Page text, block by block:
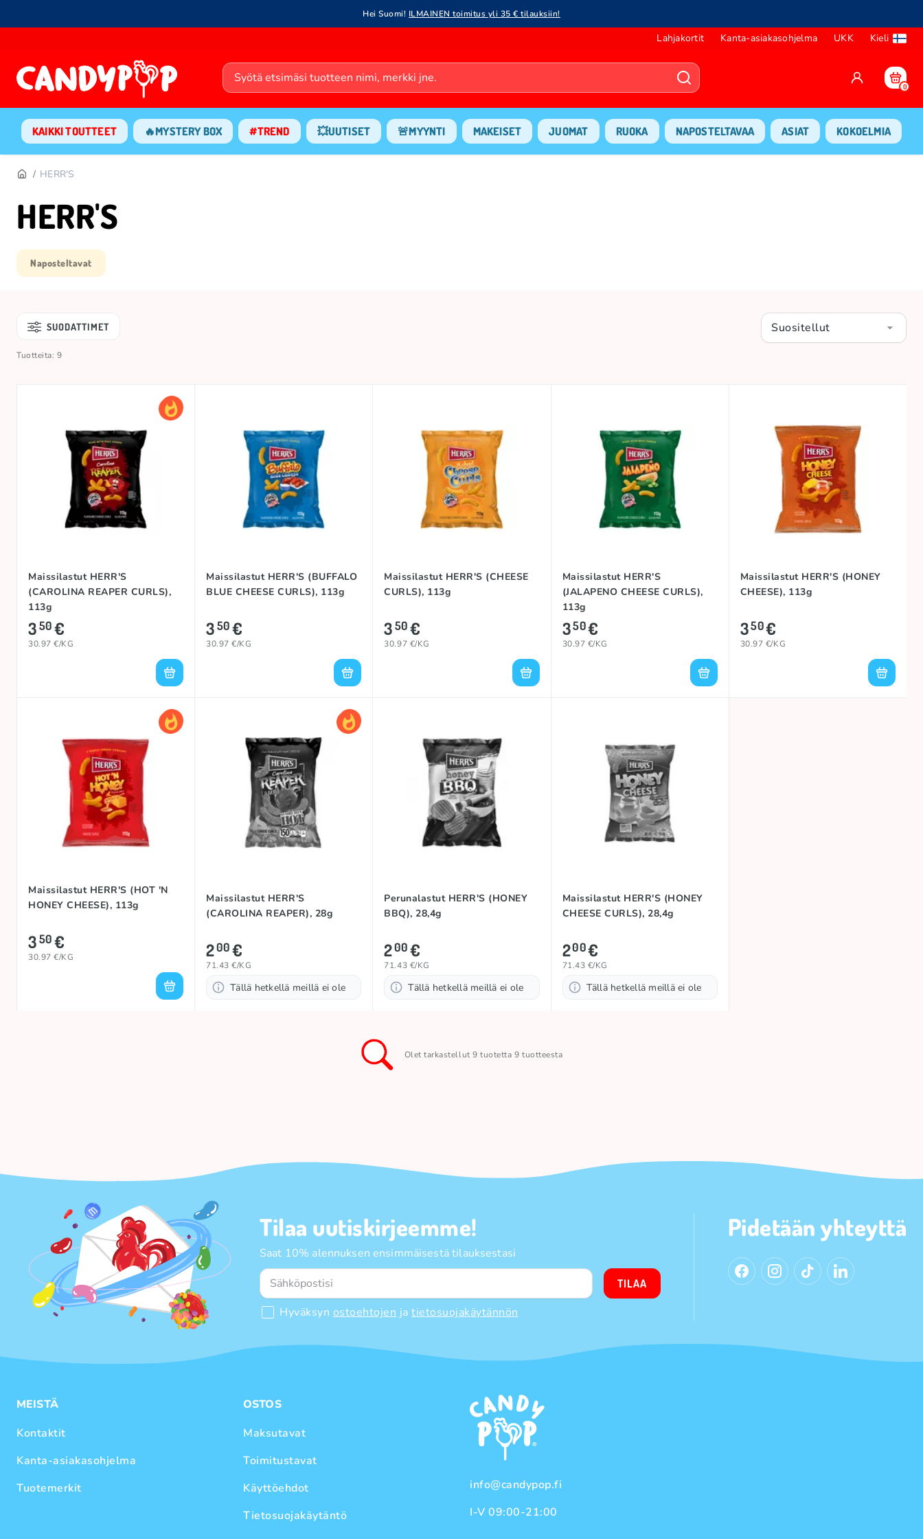
Hei Suomi! ILMAINEN toimitus yli 35 € tilauksiin!
Lahjakortit Kanta-asiakasohjelma UKK Kieli
0
KAIKKI TOUTTEET 🔥MYSTERY BOX #TREND 💥UUTISET 🚨MYYNTI MAKEISET JUOMAT RUOKA NAPOSTELTAVAA ASIAT KOKOELMIA
HERR'S
HERR'S
Naposteltavat
SUODATTIMET Suositellut
Tuotteita: 9
Maissilastut HERR'S
(CAROLINA REAPER CURLS),
113g
350€
30.97 €/KG
Maissilastut HERR'S (BUFFALO
BLUE CHEESE CURLS), 113g
350€
30.97 €/KG
Maissilastut HERR'S (CHEESE
CURLS), 113g
350€
30.97 €/KG
Maissilastut HERR'S
(JALAPENO CHEESE CURLS),
113g
350€
30.97 €/KG
Maissilastut HERR'S (HONEY
CHEESE), 113g
350€
30.97 €/KG
Maissilastut HERR'S (HOT 'N
HONEY CHEESE), 113g
350€
30.97 €/KG
Maissilastut HERR'S
(CAROLINA REAPER), 28g
200€
71.43 €/KG
Tällä hetkellä meillä ei ole
Perunalastut HERR'S (HONEY
BBQ), 28,4g
200€
71.43 €/KG
Tällä hetkellä meillä ei ole
Maissilastut HERR'S (HONEY
CHEESE CURLS), 28,4g
200€
71.43 €/KG
Tällä hetkellä meillä ei ole
Olet tarkastellut 9 tuotetta 9 tuotteesta
Tilaa uutiskirjeemme!
Saat 10% alennuksen ensimmäisestä tilauksestasi
Hyväksyn ostoehtojen ja tietosuojakäytännön
TILAA
Pidetään yhteyttä
MEISTÄ
Kontaktit
Kanta-asiakasohjelma
Tuotemerkit
OSTOS
Maksutavat
Toimitustavat
Käyttöehdot
Tietosuojakäytäntö
info@candypop.fi
I-V 09:00-21:00